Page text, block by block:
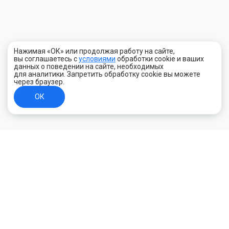
Нажимая «ОК» или продолжая работу на сайте,
вы соглашаетесь сусловиями обработки cookie и ваших
данных о поведении на сайте, необходимых
для аналитики. Запретить обработку cookie вы можете
через браузер.
ОК